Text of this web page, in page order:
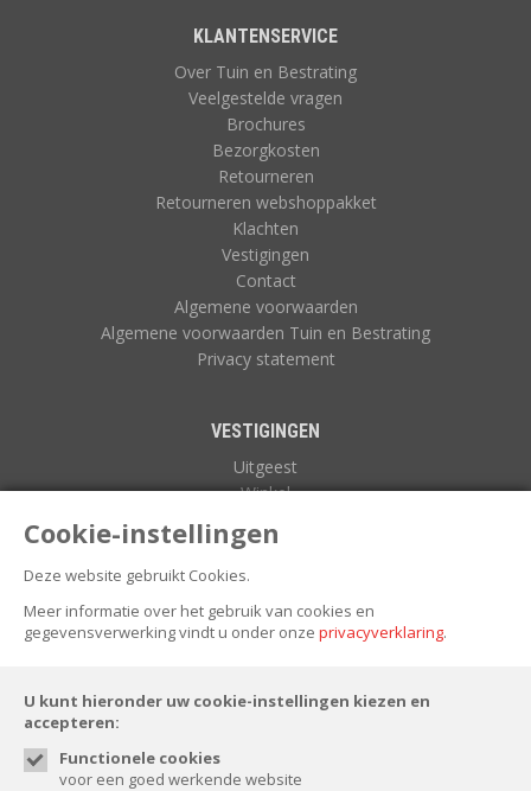
Cookie-instellingen
Deze website gebruikt Cookies.
Meer informatie over het gebruik van cookies en
gegevensverwerking vindt u onder onze privacyverklaring.
U kunt hieronder uw cookie-instellingen kiezen en
accepteren:
Functionele cookies
voor een goed werkende website
KLANTENSERVICE
Over Tuin en Bestrating
Veelgestelde vragen
Brochures
Bezorgkosten
Retourneren
Retourneren webshoppakket
Klachten
Vestigingen
Contact
Algemene voorwaarden
Algemene voorwaarden Tuin en Bestrating
Privacy statement
VESTIGINGEN
Uitgeest
Winkel
Zuidoostbeemster
FOLLOW US